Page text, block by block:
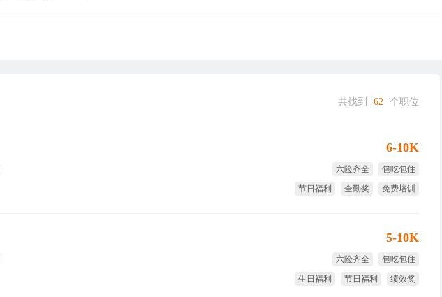
共找到 62 个职位
6-10K
六险齐全
包吃包住
节日福利
全勤奖
免费培训
5-10K
六险齐全
包吃包住
生日福利
节日福利
绩效奖